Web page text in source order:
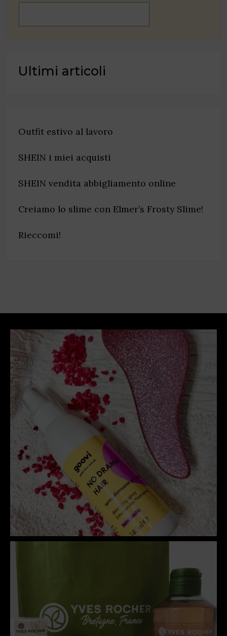
Ultimi articoli
Outfit estivo al lavoro
SHEIN i miei acquisti
SHEIN vendita abbigliamento online
Creiamo lo slime con Elmer’s Frosty Slime!
Rieccomi!